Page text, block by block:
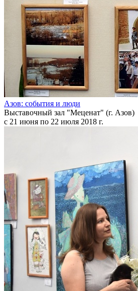
Азов: события и люди
Выставочный зал "Меценат" (г. Азов)
с 21 июня по 22 июля 2018 г.